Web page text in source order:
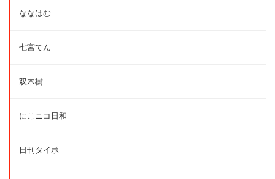
ななはむ
七宮てん
双木樹
にこニコ日和
日刊タイポ